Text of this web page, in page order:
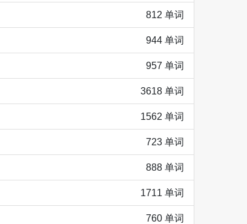
812 单词
944 单词
957 单词
3618 单词
1562 单词
723 单词
888 单词
1711 单词
760 单词